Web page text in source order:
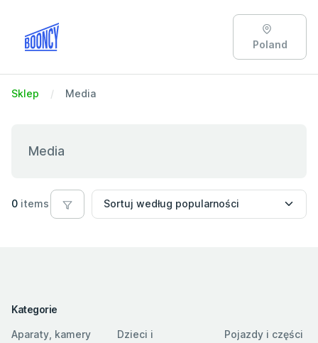
Poland
Sklep Media
Media
0 items
Kategorie
Aparaty, kamery
Dzieci i
Pojazdy i części